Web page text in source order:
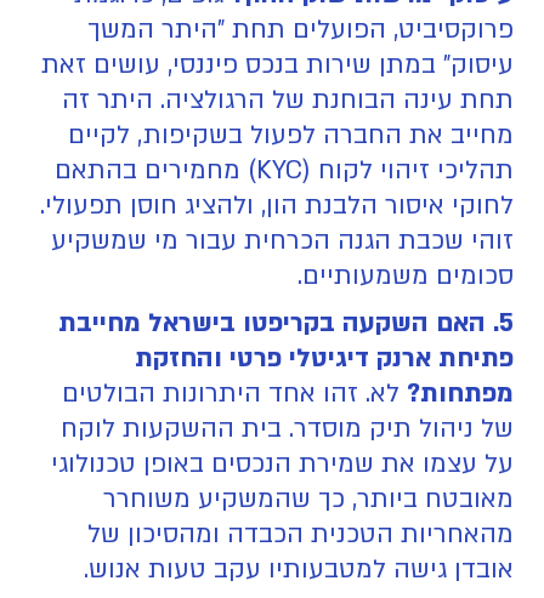
פרוקסיביט, הפועלים תחת "היתר המשך
עיסוק" במתן שירות בנכס פיננסי, עושים זאת
תחת עינה הבוחנת של הרגולציה. היתר זה
מחייב את החברה לפעול בשקיפות, לקיים
תהליכי זיהוי לקוח (KYC) מחמירים בהתאם
לחוקי איסור הלבנת הון, ולהציג חוסן תפעולי.
זוהי שכבת הגנה הכרחית עבור מי שמשקיע
סכומים משמעותיים.
5. האם השקעה בקריפטו בישראל מחייבת
פתיחת ארנק דיגיטלי פרטי והחזקת
מפתחות? לא. זהו אחד היתרונות הבולטים
של ניהול תיק מוסדר. בית ההשקעות לוקח
על עצמו את שמירת הנכסים באופן טכנולוגי
מאובטח ביותר, כך שהמשקיע משוחרר
מהאחריות הטכנית הכבדה ומהסיכון של
אובדן גישה למטבעותיו עקב טעות אנוש.